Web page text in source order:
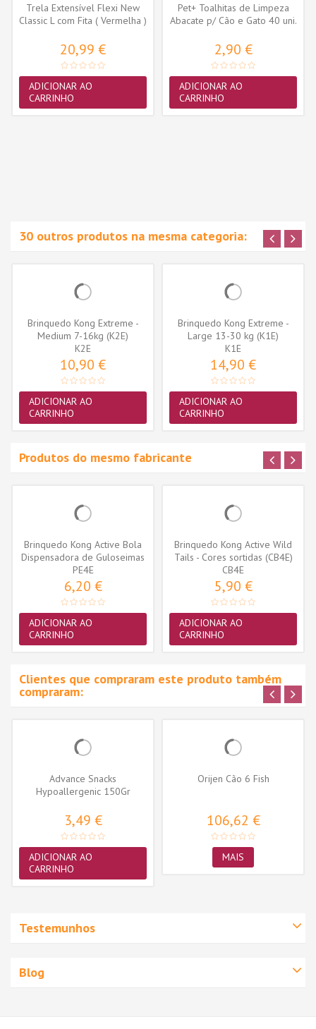
Trela Extensível Flexi New
Classic L com Fita ( Vermelha )
20,99 €
ADICIONAR AO
CARRINHO
Pet+ Toalhitas de Limpeza
Abacate p/ Cão e Gato 40 uni.
2,90 €
ADICIONAR AO
CARRINHO
30 outros produtos na mesma categoria:
Brinquedo Kong Extreme -
Medium 7-16kg (K2E)
K2E
10,90 €
ADICIONAR AO
CARRINHO
Brinquedo Kong Extreme -
Large 13-30 kg (K1E)
K1E
14,90 €
ADICIONAR AO
CARRINHO
Produtos do mesmo fabricante
Brinquedo Kong Active Bola
Dispensadora de Guloseimas
(PE4E)
PE4E
6,20 €
ADICIONAR AO
CARRINHO
Brinquedo Kong Active Wild
Tails - Cores sortidas (CB4E)
CB4E
5,90 €
ADICIONAR AO
CARRINHO
Clientes que compraram este produto também
compraram:
Advance Snacks
Hypoallergenic 150Gr
3,49 €
ADICIONAR AO
CARRINHO
Orijen Cão 6 Fish
106,62 €
MAIS
Testemunhos
Blog